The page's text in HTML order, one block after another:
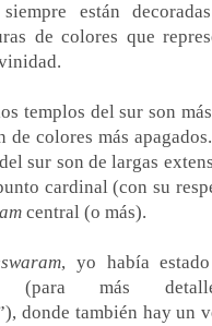
están
de colores que
templos del sur son
de colores más
sur son de largas
cardinal (con su
central (o más).
, yo había
(para más
donde también hay un